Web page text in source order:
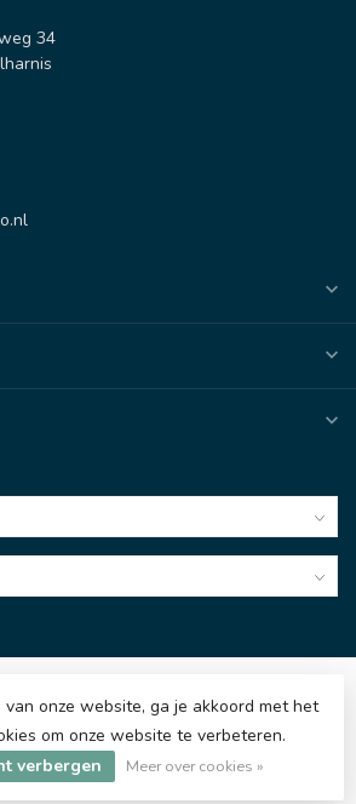
34
2026 Hijsenenzo BV
onze website, ga je akkoord met het
om onze website te verbeteren.
verbergen
Meer over cookies »